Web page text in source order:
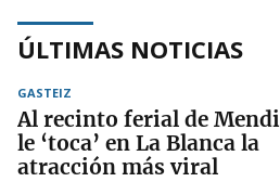
ÚLTIMAS NOTICIAS
GASTEIZ
Al recinto ferial de
le ‘toca’ en La Blanca la
atracción más viral